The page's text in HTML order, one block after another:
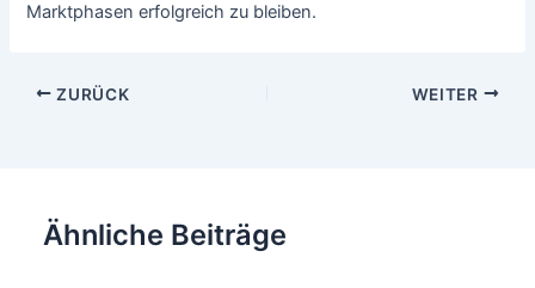
Marktphasen erfolgreich zu bleiben.
Beitragsnavigation
ZURÜCK WEITER
Ähnliche Beiträge